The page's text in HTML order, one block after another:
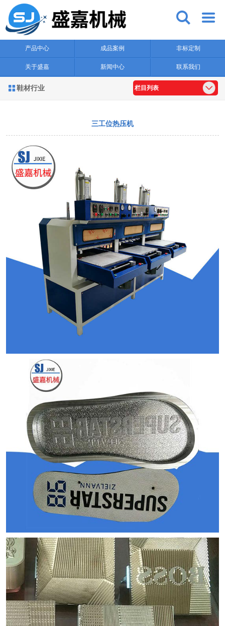
 
产品中心 成品案例 非标定制
关于盛嘉 新闻中心 联系我们
 鞋材行业 栏目列表
三工位热压机